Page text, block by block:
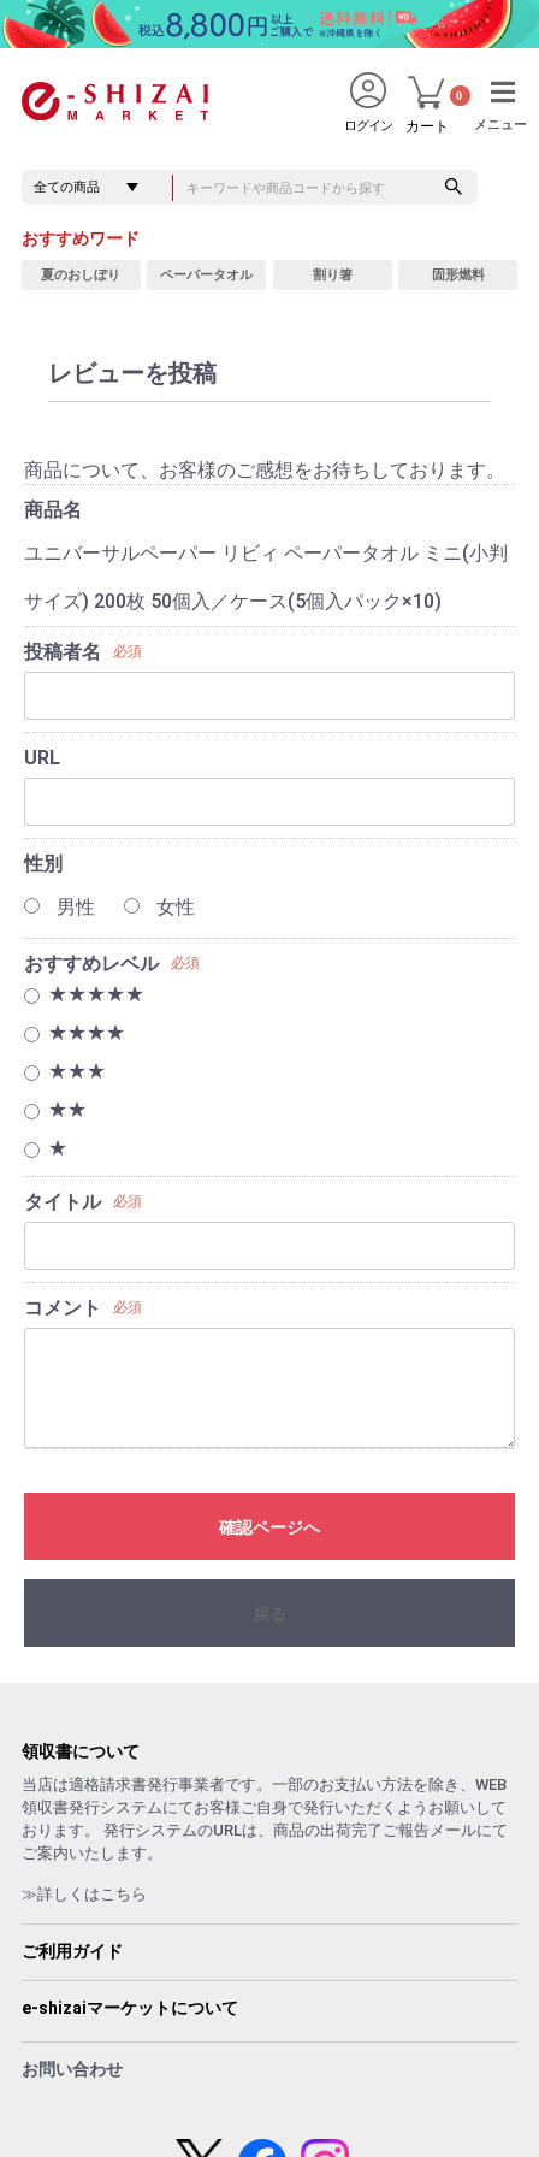
メニュー
メニュー
ログイン カート
0
おすすめワード
夏のおしぼり ペーパータオル 割り箸 固形燃料
レビューを投稿
商品について、お客様のご感想をお待ちしております。
商品名
ユニバーサルペーパー リビィ ペーパータオル ミニ(小判
サイズ) 200枚 50個入／ケース(5個入パック×10)
投稿者名 必須
URL
性別
男性
女性
おすすめレベル 必須
★★★★★
★★★★
★★★
★★
★
タイトル 必須
コメント 必須
確認ページへ
領収書について
当店は適格請求書発行事業者です。一部のお支払い方法を除き、WEB
領収書発行システムにてお客様ご自身で発行いただくようお願いして
おります。 発行システムのURLは、商品の出荷完了ご報告メールにて
ご案内いたします。
≫詳しくはこちら
ご利用ガイド
e-shizaiマーケットについて
お問い合わせ